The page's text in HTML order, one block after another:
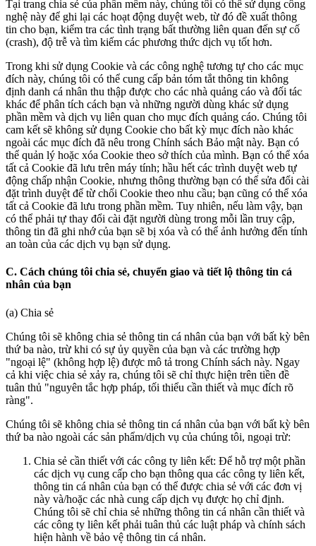
Tại trang chia sẻ của phần mềm này, chúng tôi có thể sử dụng công
nghệ này để ghi lại các hoạt động duyệt web, từ đó đề xuất thông
tin cho bạn, kiểm tra các tình trạng bất thường liên quan đến sự cố
(crash), độ trễ và tìm kiếm các phương thức dịch vụ tốt hơn.
Trong khi sử dụng Cookie và các công nghệ tương tự cho các mục
đích này, chúng tôi có thể cung cấp bản tóm tắt thông tin không
định danh cá nhân thu thập được cho các nhà quảng cáo và đối tác
khác để phân tích cách bạn và những người dùng khác sử dụng
phần mềm và dịch vụ liên quan cho mục đích quảng cáo. Chúng tôi
cam kết sẽ không sử dụng Cookie cho bất kỳ mục đích nào khác
ngoài các mục đích đã nêu trong Chính sách Bảo mật này. Bạn có
thể quản lý hoặc xóa Cookie theo sở thích của mình. Bạn có thể xóa
tất cả Cookie đã lưu trên máy tính; hầu hết các trình duyệt web tự
động chấp nhận Cookie, nhưng thông thường bạn có thể sửa đổi cài
đặt trình duyệt để từ chối Cookie theo nhu cầu; bạn cũng có thể xóa
tất cả Cookie đã lưu trong phần mềm. Tuy nhiên, nếu làm vậy, bạn
có thể phải tự thay đổi cài đặt người dùng trong mỗi lần truy cập,
thông tin đã ghi nhớ của bạn sẽ bị xóa và có thể ảnh hưởng đến tính
an toàn của các dịch vụ bạn sử dụng.
C. Cách chúng tôi chia sẻ, chuyển giao và tiết lộ thông tin cá
nhân của bạn
(a) Chia sẻ
Chúng tôi sẽ không chia sẻ thông tin cá nhân của bạn với bất kỳ bên
thứ ba nào, trừ khi có sự ủy quyền của bạn và các trường hợp
"ngoại lệ" (không hợp lệ) được mô tả trong Chính sách này. Ngay
cả khi việc chia sẻ xảy ra, chúng tôi sẽ chỉ thực hiện trên tiền đề
tuân thủ "nguyên tắc hợp pháp, tối thiểu cần thiết và mục đích rõ
ràng".
Chúng tôi sẽ không chia sẻ thông tin cá nhân của bạn với bất kỳ bên
thứ ba nào ngoài các sản phẩm/dịch vụ của chúng tôi, ngoại trừ:
Chia sẻ cần thiết với các công ty liên kết: Để hỗ trợ một phần
các dịch vụ cung cấp cho bạn thông qua các công ty liên kết,
thông tin cá nhân của bạn có thể được chia sẻ với các đơn vị
này và/hoặc các nhà cung cấp dịch vụ được họ chỉ định.
Chúng tôi sẽ chỉ chia sẻ những thông tin cá nhân cần thiết và
các công ty liên kết phải tuân thủ các luật pháp và chính sách
hiện hành về bảo vệ thông tin cá nhân.